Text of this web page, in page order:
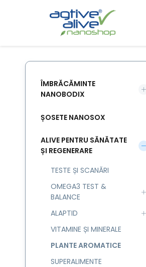
ÎMBRĂCĂMINTE
NANOBODIX
ȘOSETE NANOSOX
ALIVE PENTRU SĂNĂTATE
ȘI REGENERARE
TESTE ȘI SCANĂRI
OMEGA3 TEST &
BALANCE
ALAPTID
VITAMINE ȘI MINERALE
PLANTE AROMATICE
SUPERALIMENTE